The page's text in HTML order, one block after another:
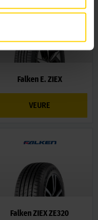
Falken E. ZIEX
VEURE
Falken ZIEX ZE320